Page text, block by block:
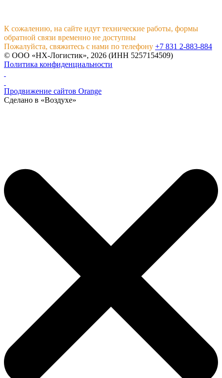
К сожалению, на сайте идут технические работы, формы
обратной связи временно не доступны
Пожалуйста, свяжитесь с нами по телефону +7 831 2-883-884
© ООО «НХ-Логистик», 2026 (ИНН 5257154509)
Политика конфиденциальности
Продвижение сайтов Orange
Сделано в «Воздухе»